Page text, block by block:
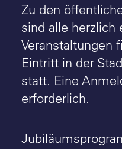
Zu den
sind alle herzlich
Veranstaltungen
Eintritt in der
statt. Eine
erforderlich.